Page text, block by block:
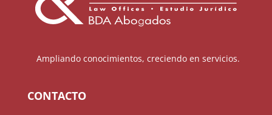
Ampliando conocimientos, creciendo en servicios.
CONTACTO